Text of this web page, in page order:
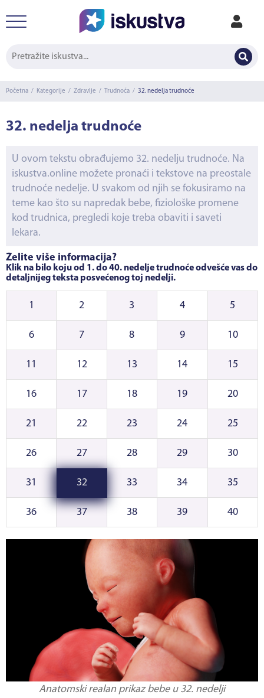
Početna / Kategorije / Zdravlje / Trudnoća / 32. nedelja trudnoće
32. nedelja trudnoće
U ovom tekstu obrađujemo 32. nedelju trudnoće. Na
iskustva.online možete pronaći i tekstove na preostale
trudnoće nedelje. U svakom od njih se fokusiramo na
teme kao što su napredak bebe, fiziološke promene
kod trudnica, pregledi koje treba obaviti i saveti
lekara.
Želite više informacija?
Klik na bilo koju od 1. do 40. nedelje trudnoće odvešće vas do
detaljnijeg teksta posvećenog toj nedelji.
1 2 3 4 5
6 7 8 9 10
11 12 13 14 15
16 17 18 19 20
21 22 23 24 25
26 27 28 29 30
31 32 33 34 35
36 37 38 39 40
Anatomski realan prikaz bebe u 32. nedelji